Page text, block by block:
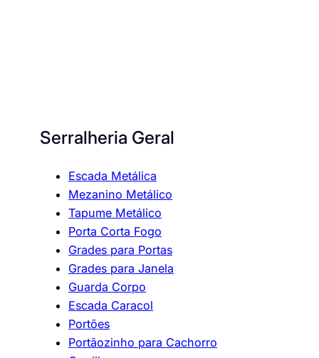
Serralheria Geral
Escada Metálica
Mezanino Metálico
Tapume Metálico
Porta Corta Fogo
Grades para Portas
Grades para Janela
Guarda Corpo
Escada Caracol
Portões
Portãozinho para Cachorro